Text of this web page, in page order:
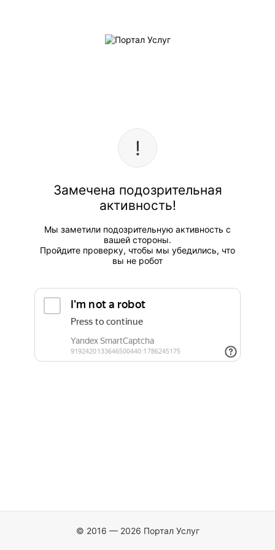
Замечена подозрительная
активность!
Мы заметили подозрительную активность с
вашей стороны.
Пройдите проверку, чтобы мы убедились, что
вы не робот
© 2016 — 2026 Портал Услуг